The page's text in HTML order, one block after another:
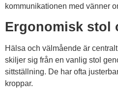
kommunikationen med vänner
Ergonomisk stol
Hälsa och välmående är
skiljer sig från en vanlig stol
sittställning. De har ofta
kroppar.